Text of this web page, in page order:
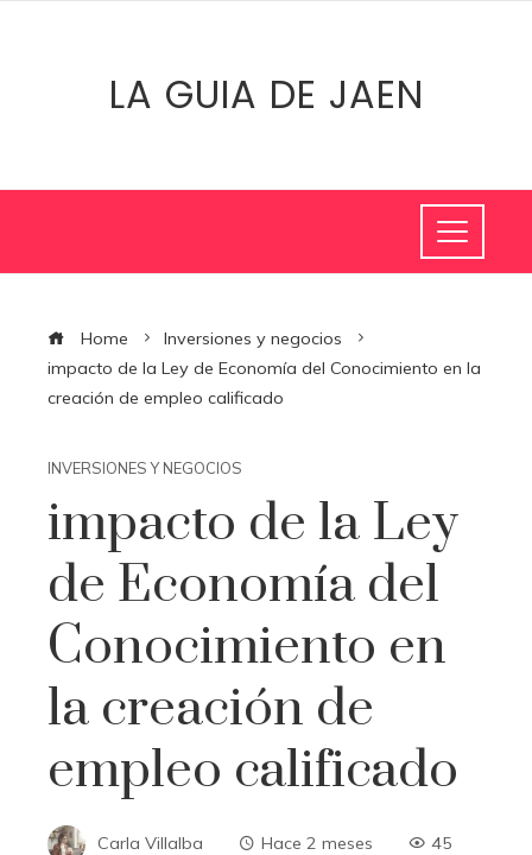
LA GUIA DE JAEN
Home
Inversiones y negocios
impacto de la Ley de Economía del Conocimiento en la
creación de empleo calificado
INVERSIONES Y NEGOCIOS
impacto de la Ley
de Economía del
Conocimiento en
la creación de
empleo calificado
Carla Villalba Hace 2 meses 45